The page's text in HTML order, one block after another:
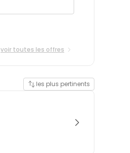
voir toutes les offres
les plus pertinents